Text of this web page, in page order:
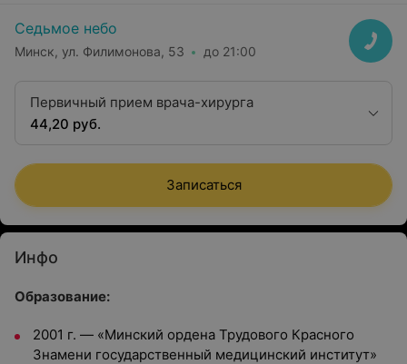
Седьмое небо
Минск, ул. Филимонова, 53 до 21:00
Первичный прием врача-хирурга
44,20 руб.
Записаться
Инфо
Образование:
2001 г. — «Минский ордена Трудового Красного
Знамени государственный медицинский институт»